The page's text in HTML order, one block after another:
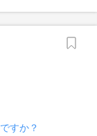
すか？